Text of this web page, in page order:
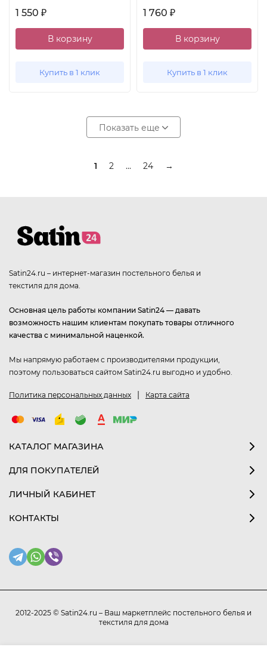
1 550 ₽
В корзину
Купить в 1 клик
1 760 ₽
В корзину
Купить в 1 клик
Показать еще
1 2 ... 24 →
Satin24.ru – интернет-магазин постельного белья и
текстиля для дома.
Основная цель работы компании Satin24 — давать
возможность нашим клиентам покупать товары отличного
качества с минимальной наценкой.
Мы напрямую работаем с производителями продукции,
поэтому пользоваться сайтом Satin24.ru выгодно и удобно.
Политика персональных данных | Карта сайта
КАТАЛОГ МАГАЗИНА
ДЛЯ ПОКУПАТЕЛЕЙ
ЛИЧНЫЙ КАБИНЕТ
КОНТАКТЫ
2012-2025 © Satin24.ru – Ваш маркетплейс постельного белья и
текстиля для дома